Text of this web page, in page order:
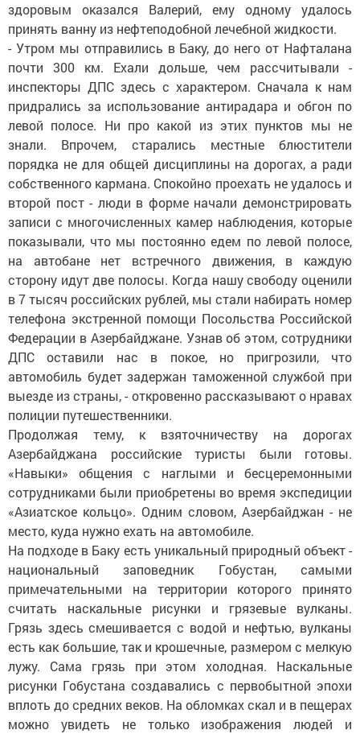
здоровым оказался Валерий, ему одному удалось
принять ванну из нефтеподобной лечебной жидкости.
- Утром мы отправились в Баку, до него от Нафталана
почти 300 км. Ехали дольше, чем рассчитывали -
инспекторы ДПС здесь с характером. Сначала к нам
придрались за использование антирадара и обгон по
левой полосе. Ни про какой из этих пунктов мы не
знали. Впрочем, старались местные блюстители
порядка не для общей дисциплины на дорогах, а ради
собственного кармана. Спокойно проехать не удалось и
второй пост - люди в форме начали демонстрировать
записи с многочисленных камер наблюдения, которые
показывали, что мы постоянно едем по левой полосе,
на автобане нет встречного движения, в каждую
сторону идут две полосы. Когда нашу свободу оценили
в 7 тысяч российских рублей, мы стали набирать номер
телефона экстренной помощи Посольства Российской
Федерации в Азербайджане. Узнав об этом, сотрудники
ДПС оставили нас в покое, но пригрозили, что
автомобиль будет задержан таможенной службой при
выезде из страны, - откровенно рассказывают о нравах
полиции путешественники.
Продолжая тему, к взяточничеству на дорогах
Азербайджана российские туристы были готовы.
«Навыки» общения с наглыми и бесцеремонными
сотрудниками были приобретены во время экспедиции
«Азиатское кольцо». Одним словом, Азербайджан - не
место, куда нужно ехать на автомобиле.
На подходе в Баку есть уникальный природный объект -
национальный заповедник Гобустан, самыми
примечательными на территории которого принято
считать наскальные рисунки и грязевые вулканы.
Грязь здесь смешивается с водой и нефтью, вулканы
есть как большие, так и крошечные, размером с мелкую
лужу. Сама грязь при этом холодная. Наскальные
рисунки Гобустана создавались с первобытной эпохи
вплоть до средних веков. На обломках скал и в пещерах
можно увидеть не только изображения людей и